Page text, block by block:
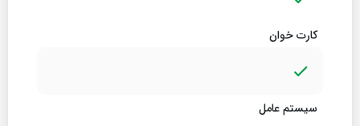
کارت خوان
سیستم عامل